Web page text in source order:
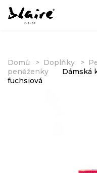
Domů Doplňky
peněženky
Dámská
fuchsiová